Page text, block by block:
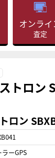
オンライ
査定
トロン
ロン
ラーGPS